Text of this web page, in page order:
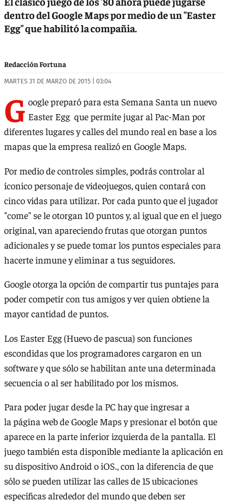
dentro del Google Maps por medio de un "Easter
Egg" que habilitó la compañia.
Redacción Fortuna
MARTES 31 DE MARZO DE 2015 | 03:04
G oogle preparó para esta Semana Santa un nuevo
Easter Egg que permite jugar al Pac-Man por
diferentes lugares y calles del mundo real en base a los
mapas que la empresa realizó en Google Maps.
Por medio de controles simples, podrás controlar al
íconico personaje de videojuegos, quien contará con
cinco vidas para utilizar. Por cada punto que el jugador
"come" se le otorgan 10 puntos y, al igual que en el juego
original, van apareciendo frutas que otorgan puntos
adicionales y se puede tomar los puntos especiales para
hacerte inmune y eliminar a tus seguidores.
Google otorga la opción de compartir tus puntajes para
poder competir con tus amigos y ver quien obtiene la
mayor cantidad de puntos.
Los Easter Egg (Huevo de pascua) son funciones
escondidas que los programadores cargaron en un
software y que sólo se habilitan ante una determinada
secuencia o al ser habilitado por los mismos.
Para poder jugar desde la PC hay que ingresar a
la página web de Google Maps y presionar el botón que
aparece en la parte inferior izquierda de la pantalla. El
juego también esta disponible mediante la aplicación en
su dispositivo Android o iOS., con la diferencia de que
sólo se pueden utilizar las calles de 15 ubicaciones
específicas alrededor del mundo que deben ser